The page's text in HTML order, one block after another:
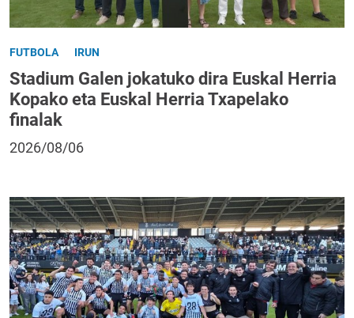
FUTBOLA IRUN
Stadium Galen jokatuko dira Euskal Herria
Kopako eta Euskal Herria Txapelako
finalak
2026/08/06